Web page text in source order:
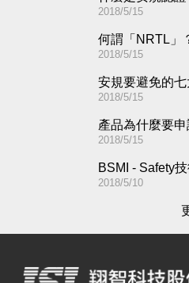
2018/5/15
何謂「NRTL」
2018/5/15
安規要避免的
2018/5/15
產品為什麼要
2018/5/15
BSMI - Safety
2018/5/10